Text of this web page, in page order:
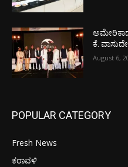
ಕೆ.
August 6,
POPULAR CATEGORY
Fresh News
ಕರಾವಳಿ